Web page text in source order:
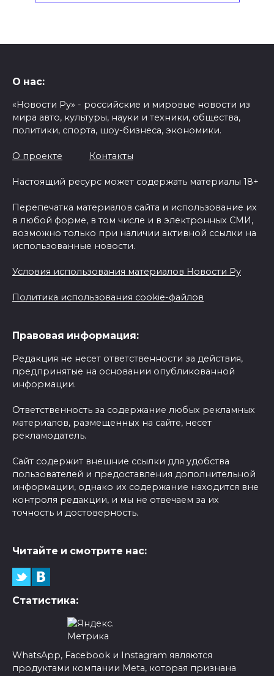
О нас:
«Новости Ру» - российские и мировые новости из
мира авто, культуры, науки и техники, общества,
политики, спорта, шоу-бизнеса, экономики.
О проекте Контакты
Настоящий ресурс может содержать материалы 18+
Перепечатка материалов сайта и использование их
в любой форме, в том числе и в электронных СМИ,
возможно только при наличии активной ссылки на
использованные новости.
Условия использования материалов Новости Ру
Политика использования cookie-файлов
Правовая информация:
Редакция не несет ответственности за действия,
предпринятые на основании опубликованной
информации.
Ответственность за содержание любых рекламных
материалов, размещенных на сайте, несет
рекламодатель.
Сайт содержит внешние ссылки для удобства
пользователей и предоставления дополнительной
информации, однако их содержание находится вне
контроля редакции, и мы не отвечаем за их
точность и достоверность.
Читайте и смотрите нас:
Статистика:
WhatsApp, Facebook и Instagram являются
продуктами компании Meta, которая признана